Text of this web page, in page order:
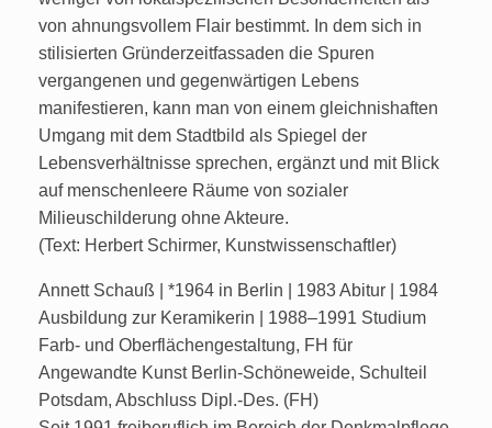
von ahnungsvollem Flair bestimmt. In dem sich in
stilisierten Gründerzeitfassaden die Spuren
vergangenen und gegenwärtigen Lebens
manifestieren, kann man von einem gleichnishaften
Umgang mit dem Stadtbild als Spiegel der
Lebensverhältnisse sprechen, ergänzt und mit Blick
auf menschenleere Räume von sozialer
Milieuschilderung ohne Akteure.
(Text: Herbert Schirmer, Kunstwissenschaftler)
Annett Schauß | *1964 in Berlin | 1983 Abitur | 1984
Ausbildung zur Keramikerin | 1988–1991 Studium
Farb- und Oberflächengestaltung, FH für
Angewandte Kunst Berlin-Schöneweide, Schulteil
Potsdam, Abschluss Dipl.-Des. (FH)